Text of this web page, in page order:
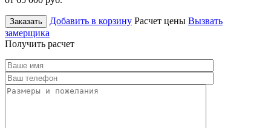
Заказать Добавить в корзину Расчет цены Вызвать
замерщика
Получить расчет